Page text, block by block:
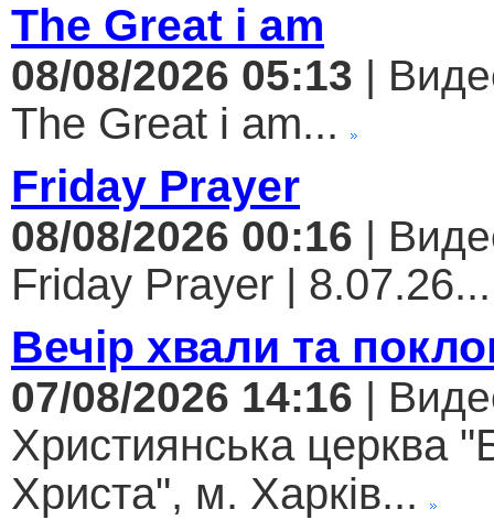
The Great i am
08/08/2026 05:13 |
The Great i am...
Friday Prayer
08/08/2026 00:16 |
Friday Prayer | 8.07.26...
Вечір хвали та
07/08/2026 14:16 |
Християнська церква
Христа", м. Харків...